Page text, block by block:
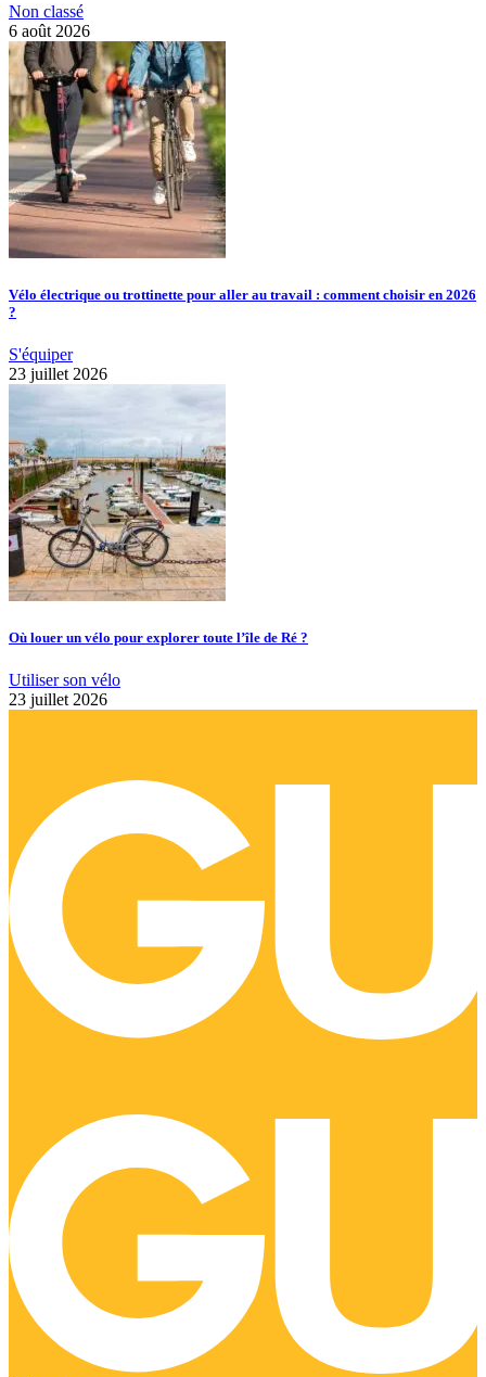
Non classé
6 août 2026
Vélo électrique ou trottinette pour aller au travail : comment choisir en 2026
?
S'équiper
23 juillet 2026
Où louer un vélo pour explorer toute l’île de Ré ?
Utiliser son vélo
23 juillet 2026